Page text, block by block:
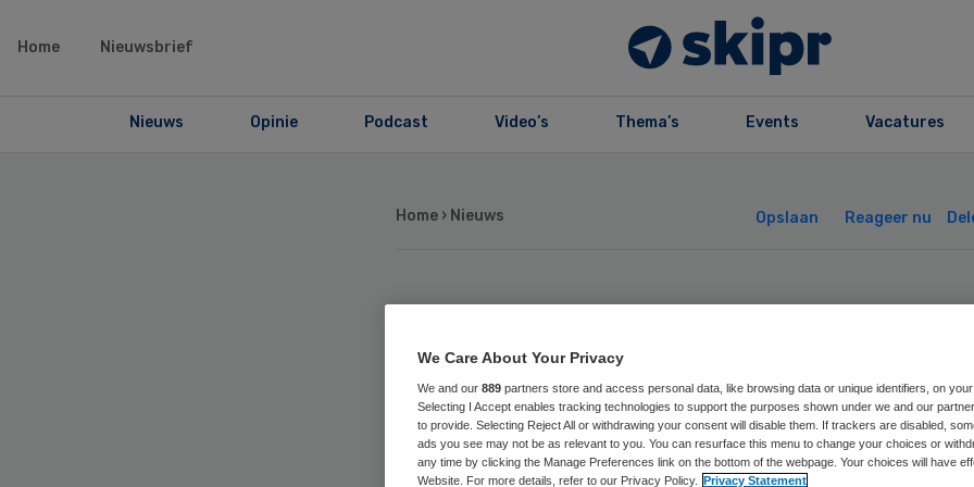
Home Nieuwsbrief
Nieuws Opinie Podcast Video’s Thema’s Events Vacatures
Home › Nieuws Opslaan Reageer nu
Groene Hart start
geheugenpoli voor
anderstaligen
We Care About Your Privacy
We and our 889 partners store and access personal data, like browsing data or unique identifiers, on
Selecting I Accept enables tracking technologies to support the purposes shown under we and our
to provide. Selecting Reject All or withdrawing your consent will disable them. If trackers are disabled,
ads you see may not be as relevant to you. You can resurface this menu to change your choices or
any time by clicking the Manage Preferences link on the bottom of the webpage. Your choices will have
Website. For more details, refer to our Privacy Policy. Privacy Statement